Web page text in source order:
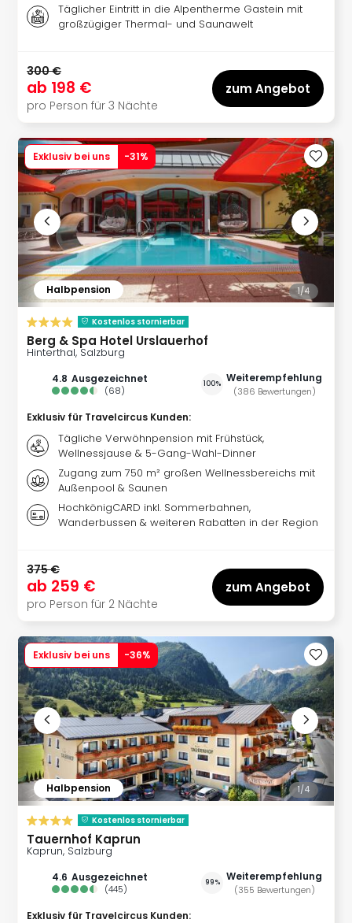
Täglicher Eintritt in die Alpentherme Gastein mit
großzügiger Thermal- und Saunawelt
300 €
ab 198 €
pro Person für 3 Nächte
zum Angebot
Halbpension
Exklusiv bei uns -31%
1/4
Kostenlos stornierbar
Berg & Spa Hotel Urslauerhof
Hinterthal, Salzburg
4.8 ausgezeichnet
(68)
100% Weiterempfehlung
(386 Bewertungen)
Exklusiv für Travelcircus Kunden:
Tägliche Verwöhnpension mit Frühstück,
Wellnessjause & 5-Gang-Wahl-Dinner
Zugang zum 750 m² großen Wellnessbereichs mit
Außenpool & Saunen
HochkönigCARD inkl. Sommerbahnen,
Wanderbussen & weiteren Rabatten in der Region
375 €
ab 259 €
pro Person für 2 Nächte
zum Angebot
Halbpension
Exklusiv bei uns -36%
1/4
Kostenlos stornierbar
Tauernhof Kaprun
Kaprun, Salzburg
4.6 ausgezeichnet
(445)
99% Weiterempfehlung
(355 Bewertungen)
Exklusiv für Travelcircus Kunden: